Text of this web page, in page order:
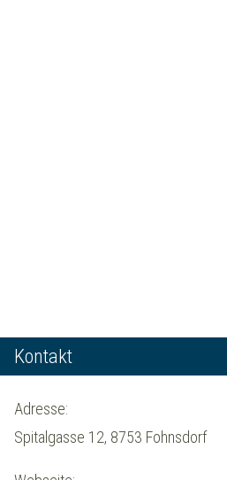
Kontakt
Adresse:
Spitalgasse 12, 8753 Fohnsdorf